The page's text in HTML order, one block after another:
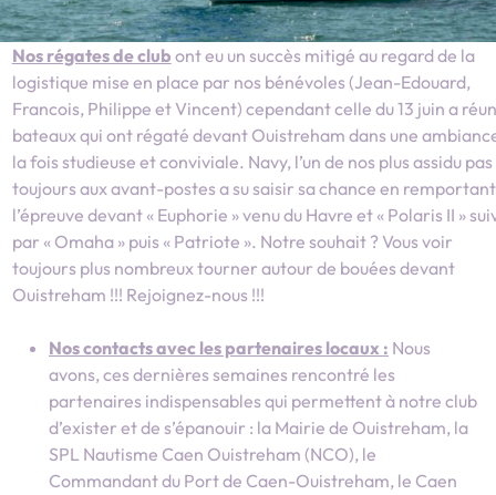
Nos régates de club ont eu un succès mitigé au regard de la
logistique mise en place par nos bénévoles (Jean-Edouard,
Francois, Philippe et Vincent) cependant celle du 13 juin a
bateaux qui ont régaté devant Ouistreham dans une
la fois studieuse et conviviale. Navy, l’un de nos plus assidu pas
toujours aux avant-postes a su saisir sa chance en remportant
l’épreuve devant « Euphorie » venu du Havre et « Polaris II »
par « Omaha » puis « Patriote ». Notre souhait ? Vous voir
toujours plus nombreux tourner autour de bouées devant
Ouistreham !!! Rejoignez-nous !!!
Nos contacts avec les partenaires locaux : Nous
avons, ces dernières semaines rencontré les
partenaires indispensables qui permettent à notre club
d’exister et de s’épanouir : la Mairie de Ouistreham, la
SPL Nautisme Caen Ouistreham (NCO), le
Commandant du Port de Caen-Ouistreham, le Caen